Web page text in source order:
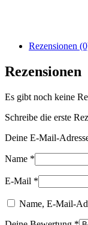
Rezensionen
Rezensionen
Es gibt noch keine
Schreibe die erste
Deine E-Mail-
Name *
E-Mail *
Name, E-Mail-